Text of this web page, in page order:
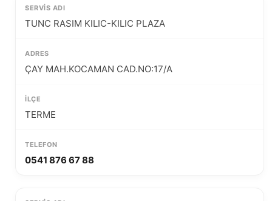
TUNC RASIM KILIC-KILIC PLAZA
ÇAY MAH.KOCAMAN CAD.NO:17/A
TERME
0541 876 67 88